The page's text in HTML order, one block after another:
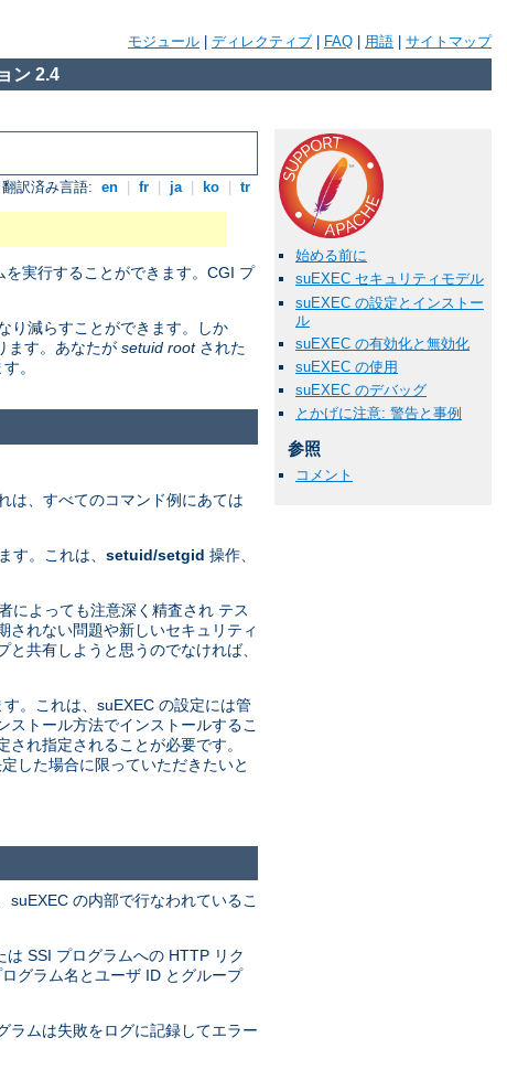
モジュール ディレクティブ FAQ 用語 サイトマップ
ン 2.4
翻訳済み言語: en fr ja ko tr
を実行することができます。CGI プ
り減らすことができます。しか
ます。あなたが setuid rootされた
。
始める前に
suEXEC セキュリティモデル
suEXEC の設定とインストー
ル
suEXEC の有効化と無効化
suEXEC の使用
suEXEC のデバッグ
とかげに注意: 警告と事例
参照
コメント
は、すべてのコマンド例にあては
す。これは、 setuid/setgid 操作、
によっても注意深く精査され テス
されない問題や新しいセキュリティ
共有しようと思うのでなければ、
。これは、suEXEC の設定には管
トール方法でインストールするこ
れ指定されることが必要です。
した場合に限っていただきたいと
の内部で行なわれているこ
SSI プログラムへの HTTP リク
グラム名とユーザ ID とグループ
ラムは失敗をログに記録してエラー